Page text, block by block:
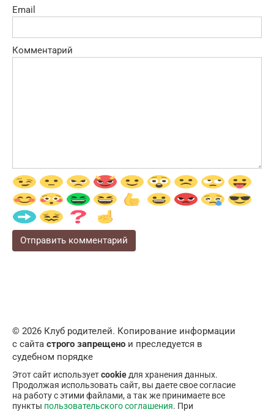
Email
Комментарий
© 2026 Клуб родителей. Копирование информации
с сайта строго запрещено и преследуется в
судебном порядке
Этот сайт используетcookie для хранения данных.
Продолжая использовать сайт, вы даете свое согласие
на работу с этими файлами, а так же принимаете все
пункты пользовательского соглашения. При